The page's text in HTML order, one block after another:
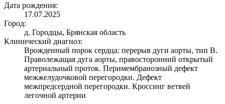
Дата рождения:
17.07.2025
Город:
д. Городцы, Брянская область
Клинический диагноз:
Врожденный порок сердца: перерыв дуги аорты, тип В.
Праволежащая дуга аорты, правосторонний открытый
артериальный проток. Перимембранозный дефект
межжелудочковой перегородки. Дефект
межпредсердной перегородки. Кроссинг ветвей
легочной артерии